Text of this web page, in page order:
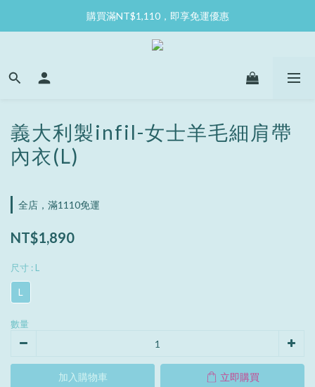
購買滿NT$1,110，即享免運優惠
義大利製infil-女士羊毛細肩帶
內衣(L)
全店，滿1110免運
NT$1,890
尺寸 : L
L
數量
加入購物車 立即購買